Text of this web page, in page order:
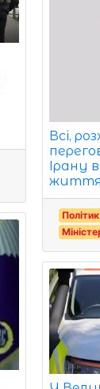
Всі,
Ірану
Політик